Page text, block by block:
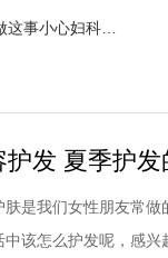
护发 夏季护
肤是我们女性朋友常
中该怎么护发呢，感